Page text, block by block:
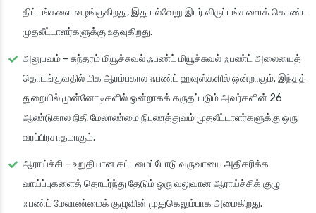
திட்டங்களை வழங்குகிறது, இது பல்வேறு இடர் விருப்பங்களைக் கொண்ட
முதலீட்டாளர்களுக்கு உதவுகிறது.
அனுபவம் – சுந்தரம் மியூச்சுவல் ஃபண்ட்மியூச்சுவல் ஃபண்ட் அலையைத்
தொடங்குவதில் மிக ஆரம்பகால ஃபண்ட் ஹவுஸ்களில் ஒன்றாகும். இந்தத்
துறையில் முன்னோடிகளில் ஒன்றாகக் கருதப்படும் அவர்களின் 26
ஆண்டுகால நிதி மேலாண்மை நிபுணத்துவம் முதலீட்டாளர்களுக்கு ஒரு
வரப்பிரசாதமாகும்.
ஆராய்ச்சி – உறுதியான கட்டமைப்போடு வருவாயை அதிகரிக்க
வாய்ப்புகளைத் தொடர்ந்து தேடும் ஒரு வலுவான ஆராய்ச்சிக் குழு
ஃபண்ட் மேலாண்மைக் குழுவின் முதுகெலும்பாக அமைகிறது.